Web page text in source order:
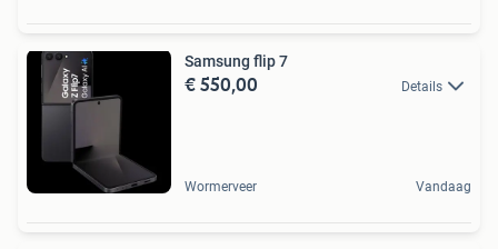
Samsung flip 7
€ 550,00 Details
Wormerveer Vandaag